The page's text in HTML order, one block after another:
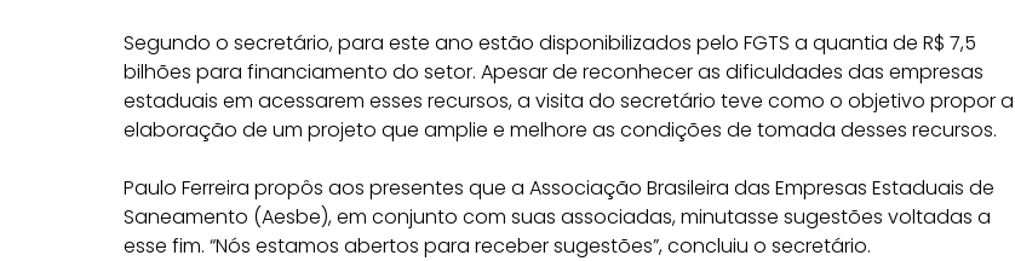
Segundo o secretário, para este ano estão disponibilizados pelo FGTS a quantia de R$ 7,5
bilhões para financiamento do setor. Apesar de reconhecer as dificuldades das empresas
estaduais em acessarem esses recursos, a visita do secretário teve como o objetivo propor a
elaboração de um projeto que amplie e melhore as condições de tomada desses recursos.
Paulo Ferreira propôs aos presentes que a Associação Brasileira das Empresas Estaduais de
Saneamento (Aesbe), em conjunto com suas associadas, minutasse sugestões voltadas a
esse fim. “Nós estamos abertos para receber sugestões”, concluiu o secretário.